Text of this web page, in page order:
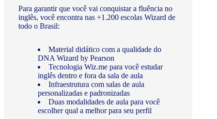
Para garantir que você vai conquistar a fluência no
inglês, você encontra nas +1.200 escolas Wizard de
todo o Brasil:
Material didático com a qualidade do
DNA Wizard by Pearson
Tecnologia Wiz.me para você estudar
inglês dentro e fora da sala de aula
Infraestrutura com salas de aula
personalizadas e padronizadas
Duas modalidades de aula para você
escolher qual a melhor para seu perfil